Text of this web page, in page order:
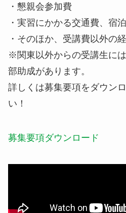
・懇親会参加費
・実習にかかる交通費、宿
・そのほか、受講費以外の
※関東以外からの受講生に
部助成があります。
詳しくは募集要項をダウン
い！
募集要項ダウンロード